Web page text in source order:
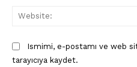
Ismimi, e-postamı ve web
tarayıcıya kaydet.